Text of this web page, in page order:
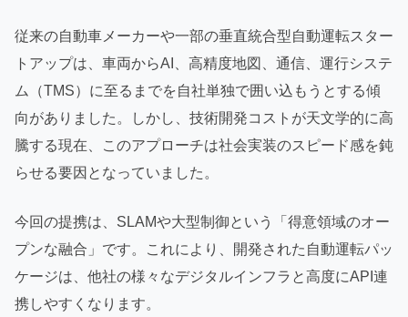
従来の自動車メーカーや一部の垂直統合型自動運転スター
トアップは、車両からAI、高精度地図、通信、運行システ
ム（TMS）に至るまでを自社単独で囲い込もうとする傾
向がありました。しかし、技術開発コストが天文学的に高
騰する現在、このアプローチは社会実装のスピード感を鈍
らせる要因となっていました。
今回の提携は、SLAMや大型制御という「得意領域のオー
プンな融合」です。これにより、開発された自動運転パッ
ケージは、他社の様々なデジタルインフラと高度にAPI連
携しやすくなります。